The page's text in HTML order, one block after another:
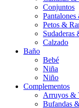
Conjuntos
Petos &
Sudaderas
Calzado
Baño
Bebé
Niña
Niño
Complementos
Arruyos &
Bufandas